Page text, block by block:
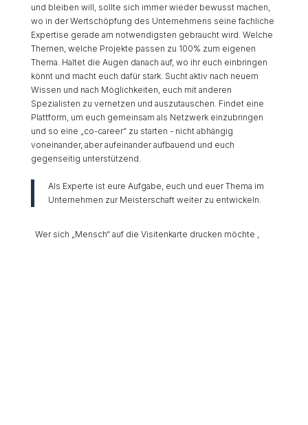
und bleiben will, sollte sich immer wieder bewusst machen,
wo in der Wertschöpfung des Unternehmens seine fachliche
Expertise gerade am notwendigsten gebraucht wird. Welche
Themen, welche Projekte passen zu 100% zum eigenen
Thema. Haltet die Augen danach auf, wo ihr euch einbringen
könnt und macht euch dafür stark. Sucht aktiv nach neuem
Wissen und nach Möglichkeiten, euch mit anderen
Spezialisten zu vernetzen und auszutauschen. Findet eine
Plattform, um euch gemeinsam als Netzwerk einzubringen
und so eine „co-career“ zu starten - nicht abhängig
voneinander, aber aufeinander aufbauend und euch
gegenseitig unterstützend.
Als Experte ist eure Aufgabe, euch und euer Thema im
Unternehmen zur Meisterschaft weiter zu entwickeln.
Wer sich „Mensch“ auf die Visitenkarte drucken möchte ,